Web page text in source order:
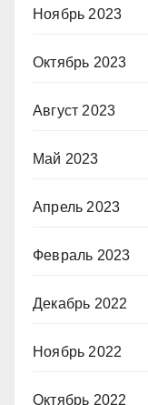
Ноябрь 2023
Октябрь 2023
Август 2023
Май 2023
Апрель 2023
Февраль 2023
Декабрь 2022
Ноябрь 2022
Октябрь 2022